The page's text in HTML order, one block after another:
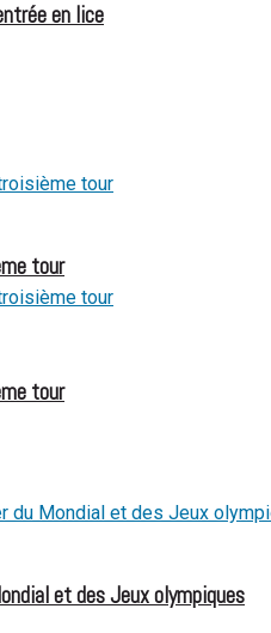
en lice
tour
tour
et des Jeux olympiques